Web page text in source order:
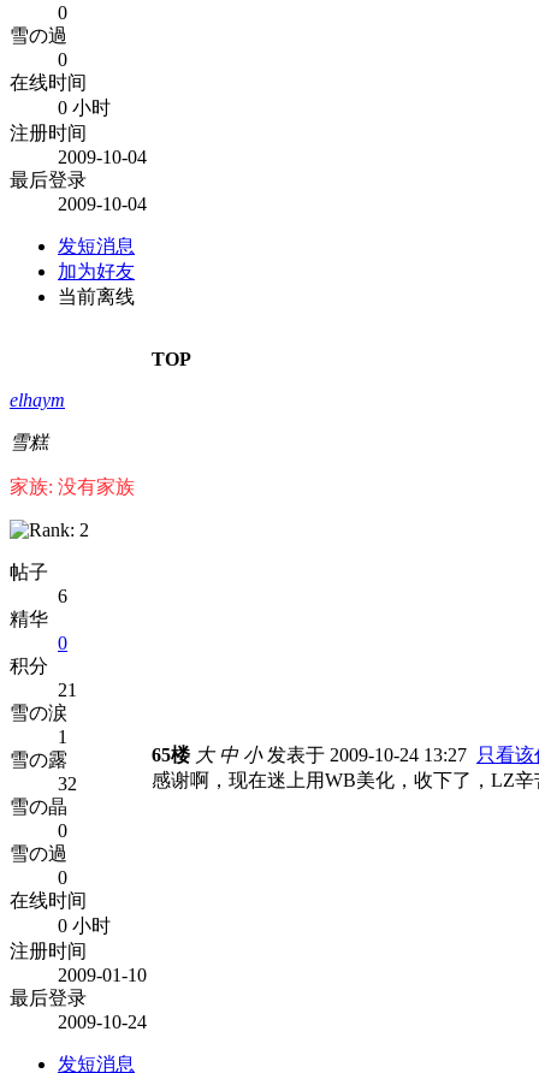
0
雪の過
0
在线时间
0 小时
注册时间
2009-10-04
最后登录
2009-10-04
发短消息
加为好友
当前离线
TOP
elhaym
雪糕
家族: 没有家族
帖子
6
精华
0
积分
21
雪の涙
1
雪の露
32
雪の晶
0
雪の過
0
在线时间
0 小时
注册时间
2009-01-10
最后登录
2009-10-24
发短消息
65楼 大 中 小发表于 2009-10-24 13:27 只看该
感谢啊，现在迷上用WB美化，收下了，LZ辛